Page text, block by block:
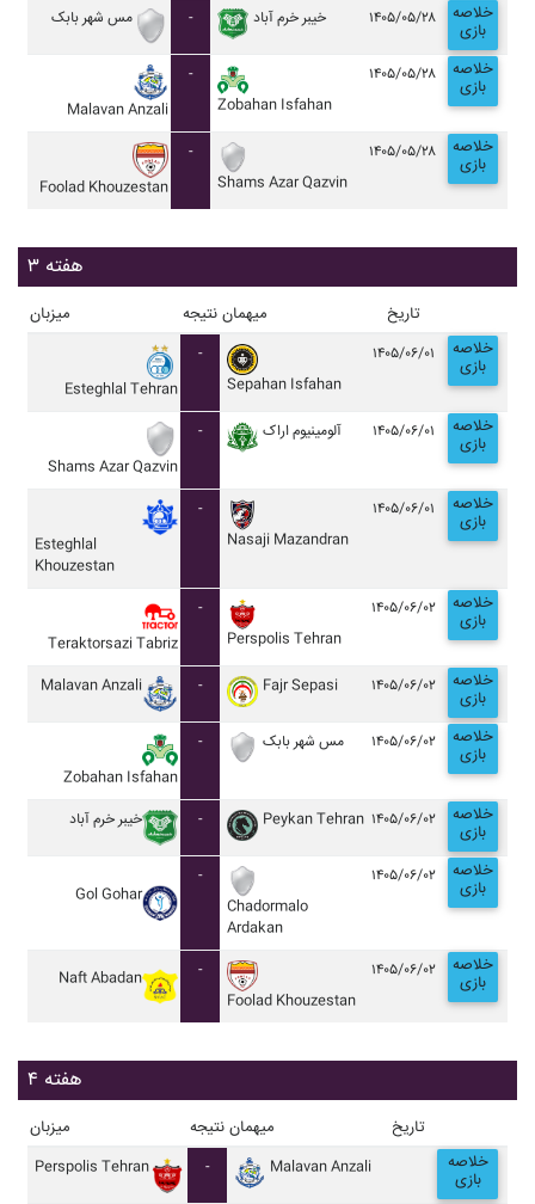
مس شهر بابک - خيبر خرم آباد ۱۴۰۵/۰۵/۲۸ خلاصه
بازی
Malavan Anzali
-
Zobahan Isfahan
۱۴۰۵/۰۵/۲۸ خلاصه
بازی
Foolad Khouzestan
-
Shams Azar Qazvin
۱۴۰۵/۰۵/۲۸ خلاصه
بازی
هفته ۳
میزبان نتیجه میهمان تاریخ
Esteghlal Tehran
-
Sepahan Isfahan
۱۴۰۵/۰۶/۰۱ خلاصه
بازی
Shams Azar Qazvin
- آلومينيوم اراک ۱۴۰۵/۰۶/۰۱ خلاصه
بازی
Esteghlal
Khouzestan
-
Nasaji Mazandran
۱۴۰۵/۰۶/۰۱ خلاصه
بازی
Teraktorsazi Tabriz
-
Perspolis Tehran
۱۴۰۵/۰۶/۰۲ خلاصه
بازی
Malavan Anzali - Fajr Sepasi ۱۴۰۵/۰۶/۰۲ خلاصه
بازی
Zobahan Isfahan
- مس شهر بابک ۱۴۰۵/۰۶/۰۲ خلاصه
بازی
خيبر خرم آباد - Peykan Tehran ۱۴۰۵/۰۶/۰۲ خلاصه
بازی
Gol Gohar
-
Chadormalo
Ardakan
۱۴۰۵/۰۶/۰۲ خلاصه
بازی
Naft Abadan
-
Foolad Khouzestan
۱۴۰۵/۰۶/۰۲ خلاصه
بازی
هفته ۴
میزبان نتیجه میهمان تاریخ
Perspolis Tehran - Malavan Anzali خلاصه
بازی